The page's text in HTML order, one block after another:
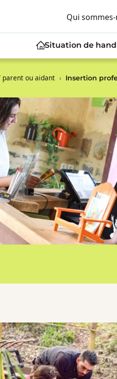
Situation de
Qui
parent ou aidant › Insertion